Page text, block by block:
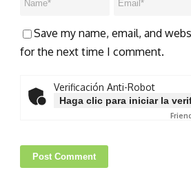
Save my name, email, and
for the next time I comment.
Verificación Anti-Robot
Haga clic para iniciar la